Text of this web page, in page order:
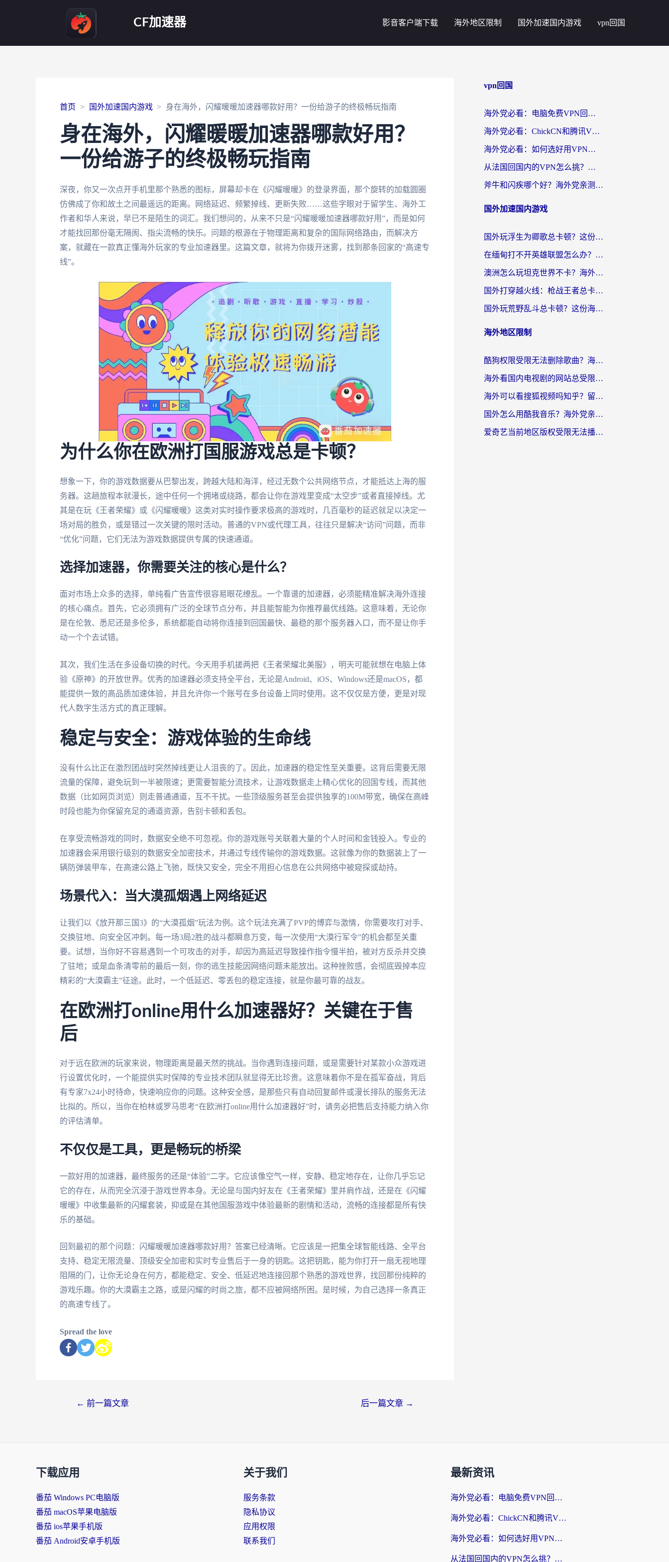
CF加速器 影音客户端下载 海外地区限制 国外加速国内游戏 vpn回国
首页 国外加速国内游戏 身在海外，闪耀暖暖加速器哪款好用？一份给游子的终极畅玩指南
身在海外，闪耀暖暖加速器哪款好用？
一份给游子的终极畅玩指南
深夜，你又一次点开手机里那个熟悉的图标，屏幕却卡在《闪耀暖暖》的登录界面，那个旋转的加载圆圈
仿佛成了你和故土之间最遥远的距离。网络延迟、频繁掉线、更新失败……这些字眼对于留学生、海外工
作者和华人来说，早已不是陌生的词汇。我们想问的，从来不只是“闪耀暖暖加速器哪款好用”，而是如何
才能找回那份毫无隔阂、指尖流畅的快乐。问题的根源在于物理距离和复杂的国际网络路由，而解决方
案，就藏在一款真正懂海外玩家的专业加速器里。这篇文章，就将为你拨开迷雾，找到那条回家的“高速专
线”。
为什么你在欧洲打国服游戏总是卡顿？
想象一下，你的游戏数据要从巴黎出发，跨越大陆和海洋，经过无数个公共网络节点，才能抵达上海的服
务器。这趟旅程本就漫长，途中任何一个拥堵或绕路，都会让你在游戏里变成“太空步”或者直接掉线。尤
其是在玩《王者荣耀》或《闪耀暖暖》这类对实时操作要求极高的游戏时，几百毫秒的延迟就足以决定一
场对局的胜负，或是错过一次关键的限时活动。普通的VPN或代理工具，往往只是解决“访问”问题，而非
“优化”问题，它们无法为游戏数据提供专属的快速通道。
选择加速器，你需要关注的核心是什么？
面对市场上众多的选择，单纯看广告宣传很容易眼花缭乱。一个靠谱的加速器，必须能精准解决海外连接
的核心痛点。首先，它必须拥有广泛的全球节点分布，并且能智能为你推荐最优线路。这意味着，无论你
是在伦敦、悉尼还是多伦多，系统都能自动将你连接到回国最快、最稳的那个服务器入口，而不是让你手
动一个个去试错。
其次，我们生活在多设备切换的时代。今天用手机搓两把《王者荣耀北美服》，明天可能就想在电脑上体
验《原神》的开放世界。优秀的加速器必须支持全平台，无论是Android、iOS、Windows还是macOS，都
能提供一致的高品质加速体验，并且允许你一个账号在多台设备上同时使用。这不仅仅是方便，更是对现
代人数字生活方式的真正理解。
稳定与安全：游戏体验的生命线
没有什么比正在激烈团战时突然掉线更让人沮丧的了。因此，加速器的稳定性至关重要。这背后需要无限
流量的保障，避免玩到一半被限速；更需要智能分流技术，让游戏数据走上精心优化的回国专线，而其他
数据（比如网页浏览）则走普通通道，互不干扰。一些顶级服务甚至会提供独享的100M带宽，确保在高峰
时段也能为你保留充足的通道资源，告别卡顿和丢包。
在享受流畅游戏的同时，数据安全绝不可忽视。你的游戏账号关联着大量的个人时间和金钱投入。专业的
加速器会采用银行级别的数据安全加密技术，并通过专线传输你的游戏数据。这就像为你的数据装上了一
辆防弹装甲车，在高速公路上飞驰，既快又安全，完全不用担心信息在公共网络中被窥探或劫持。
场景代入：当大漠孤烟遇上网络延迟
让我们以《放开那三国3》的“大漠孤烟”玩法为例。这个玩法充满了PVP的博弈与激情，你需要攻打对手、
交换驻地、向安全区冲刺。每一场3局2胜的战斗都瞬息万变，每一次使用“大漠行军令”的机会都至关重
要。试想，当你好不容易遇到一个可攻击的对手，却因为高延迟导致操作指令慢半拍，被对方反杀并交换
了驻地；或是血条清零前的最后一刻，你的逃生技能因网络问题未能放出。这种挫败感，会彻底毁掉本应
精彩的“大漠霸主”征途。此时，一个低延迟、零丢包的稳定连接，就是你最可靠的战友。
在欧洲打online用什么加速器好？关键在于售
后
对于远在欧洲的玩家来说，物理距离是最天然的挑战。当你遇到连接问题，或是需要针对某款小众游戏进
行设置优化时，一个能提供实时保障的专业技术团队就显得无比珍贵。这意味着你不是在孤军奋战，背后
有专家7x24小时待命，快速响应你的问题。这种安全感，是那些只有自动回复邮件或漫长排队的服务无法
比拟的。所以，当你在柏林或罗马思考“在欧洲打online用什么加速器好”时，请务必把售后支持能力纳入你
的评估清单。
不仅仅是工具，更是畅玩的桥梁
一款好用的加速器，最终服务的还是“体验”二字。它应该像空气一样，安静、稳定地存在，让你几乎忘记
它的存在，从而完全沉浸于游戏世界本身。无论是与国内好友在《王者荣耀》里并肩作战，还是在《闪耀
暖暖》中收集最新的闪耀套装，抑或是在其他国服游戏中体验最新的剧情和活动，流畅的连接都是所有快
乐的基础。
回到最初的那个问题：闪耀暖暖加速器哪款好用？答案已经清晰。它应该是一把集全球智能线路、全平台
支持、稳定无限流量、顶级安全加密和实时专业售后于一身的钥匙。这把钥匙，能为你打开一扇无视地理
阻隔的门，让你无论身在何方，都能稳定、安全、低延迟地连接回那个熟悉的游戏世界，找回那份纯粹的
游戏乐趣。你的大漠霸主之路，或是闪耀的时尚之旅，都不应被网络所困。是时候，为自己选择一条真正
的高速专线了。
Spread the love
← 前一篇文章 后一篇文章 →
vpn回国
海外党必看：电脑免费VPN回国真的靠谱吗？附实测对比与最优方案指南
海外党必看：ChickCN和腾讯VPN好用吗？3招选对回国加速器，告别地区限制
海外党必看：如何选好用VPN实现国内资源无缝访问？从越南到全球都适用
从法国回国内的VPN怎么挑？海外党亲测：稳定、多端、安全才是关键
斧牛和闪疾哪个好？海外党亲测3款回国加速器，教你选到不踩坑的那一款
国外加速国内游戏
国外玩浮生为卿歌总卡顿？这份加速器选择指南帮你找回丝滑体验
在缅甸打不开英雄联盟怎么办？海外党亲测有效的国服游戏加速指南
澳洲怎么玩坦克世界不卡？海外党国服游戏加速终极指南（附逆战奇妙碰碰车解决方案）
国外打穿越火线：枪战王者总卡顿？这篇加速器推荐下载指南帮你解决延迟难题
国外玩荒野乱斗总卡顿？这份海外党专属的国服游戏加速攻略请收好
海外地区限制
酷狗权限受限无法删除歌曲？海外党听国内音乐的终极解决方案来了
海外看国内电视剧的网站总受限？教你选对回国加速器，轻松追热剧
海外可以看搜狐视频吗知乎？留学生亲测有效的回国加速器选择指南
国外怎么用酷我音乐？海外党亲测有效的回国加速方案，附千千音乐中文歌收听指南
爱奇艺当前地区版权受限无法播放？海外党追剧看电影的终极解决方案来了
下载应用
番茄 Windows PC电脑版
番茄 macOS苹果电脑版
番茄 ios苹果手机版
番茄 Android安卓手机版
关于我们
服务条款
隐私协议
应用权限
联系我们
最新资讯
海外党必看：电脑免费VPN回国真的靠谱吗？附实测对比与最优方案指南
海外党必看：ChickCN和腾讯VPN好用吗？3招选对回国加速器，告别地区限制
海外党必看：如何选好用VPN实现国内资源无缝访问？从越南到全球都适用
从法国回国内的VPN怎么挑？海外党亲测：稳定、多端、安全才是关键